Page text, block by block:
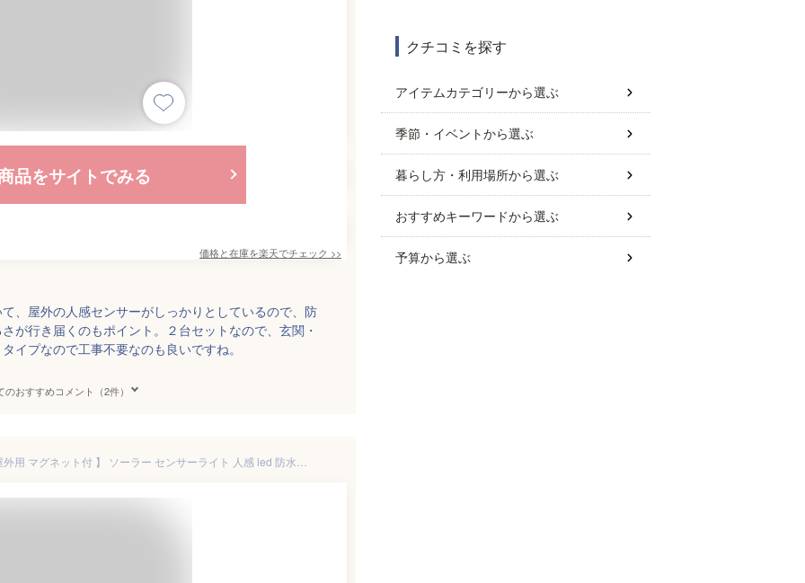
品をサイトでみる
価格と在庫を楽天でチェック >>
、屋外の人感センサーがしっかりとしているので、防
が行き届くのもポイント。２台セットなので、玄関・
イプなので工事不要なのも良いですね。
のおすすめコメント（2件）
クチコミを探す
アイテムカテゴリーから選ぶ
季節・イベントから選ぶ
暮らし方・利用場所から選ぶ
おすすめキーワードから選ぶ
予算から選ぶ